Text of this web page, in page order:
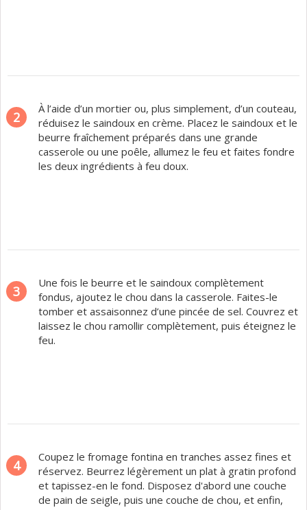
2
À l’aide d’un mortier ou, plus simplement, d’un couteau,
réduisez le saindoux en crème. Placez le saindoux et le
beurre fraîchement préparés dans une grande
casserole ou une poêle, allumez le feu et faites fondre
les deux ingrédients à feu doux.
3
Une fois le beurre et le saindoux complètement
fondus, ajoutez le chou dans la casserole. Faites-le
tomber et assaisonnez d’une pincée de sel. Couvrez et
laissez le chou ramollir complètement, puis éteignez le
feu.
4
Coupez le fromage fontina en tranches assez fines et
réservez. Beurrez légèrement un plat à gratin profond
et tapissez-en le fond. Disposez d'abord une couche
de pain de seigle, puis une couche de chou, et enfin,